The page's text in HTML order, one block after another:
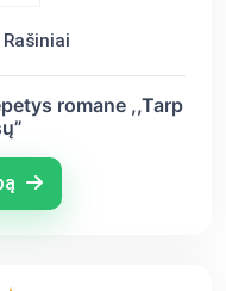
Rašiniai
romane ,,Tarp